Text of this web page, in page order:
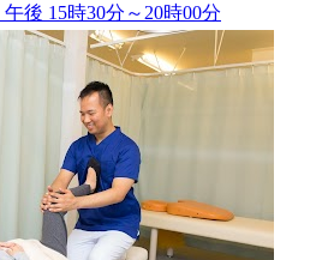
午後 15時30分～20時00分